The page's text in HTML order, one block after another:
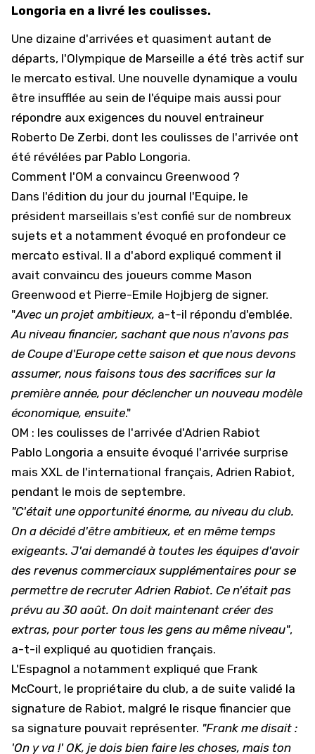
Longoria en a livré les coulisses.
Une dizaine d'arrivées et quasiment autant de
départs, l'Olympique de Marseille a été très actif sur
le mercato estival. Une nouvelle dynamique a voulu
être insufflée au sein de l'équipe mais aussi pour
répondre aux exigences du nouvel entraineur
Roberto De Zerbi, dont les coulisses de l'arrivée ont
été révélées par Pablo Longoria.
Comment l'OM a convaincu Greenwood ?
Dans l'édition du jour du journal l'Equipe, le
président marseillais s'est confié sur de nombreux
sujets et a notamment évoqué en profondeur ce
mercato estival. Il a d'abord expliqué comment il
avait convaincu des joueurs comme Mason
Greenwood et Pierre-Emile Hojbjerg de signer.
"Avec un projet ambitieux, a-t-il répondu d'emblée.
Au niveau financier, sachant que nous n'avons pas
de Coupe d'Europe cette saison et que nous devons
assumer, nous faisons tous des sacrifices sur la
première année, pour déclencher un nouveau modèle
économique, ensuite."
OM : les coulisses de l'arrivée d'Adrien Rabiot
Pablo Longoria a ensuite évoqué l'arrivée surprise
mais XXL de l'international français, Adrien Rabiot,
pendant le mois de septembre.
"C'était une opportunité énorme, au niveau du club.
On a décidé d'être ambitieux, et en même temps
exigeants. J'ai demandé à toutes les équipes d'avoir
des revenus commerciaux supplémentaires pour se
permettre de recruter Adrien Rabiot. Ce n'était pas
prévu au 30 août. On doit maintenant créer des
extras, pour porter tous les gens au même niveau",
a-t-il expliqué au quotidien français.
L'Espagnol a notamment expliqué que Frank
McCourt, le propriétaire du club, a de suite validé la
signature de Rabiot, malgré le risque financier que
sa signature pouvait représenter. "Frank me disait :
'On y va !' OK, je dois bien faire les choses, mais ton